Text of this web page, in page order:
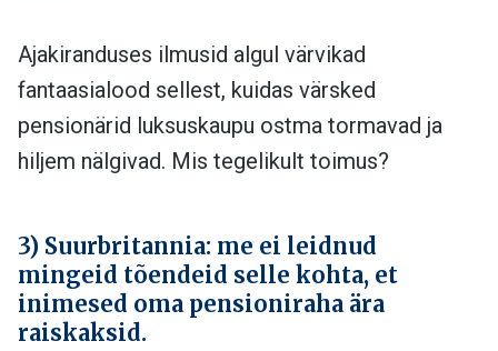
Ajakiranduses ilmusid algul värvikad
fantaasialood sellest, kuidas värsked
pensionärid luksuskaupu ostma tormavad ja
hiljem nälgivad. Mis tegelikult toimus?
3) Suurbritannia: me ei leidnud
mingeid tõendeid selle kohta, et
inimesed oma pensioniraha ära
raiskaksid.